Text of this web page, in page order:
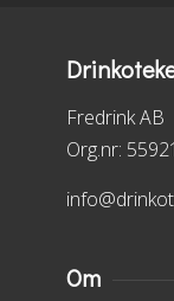
Fredrink AB
Org.nr:
Om